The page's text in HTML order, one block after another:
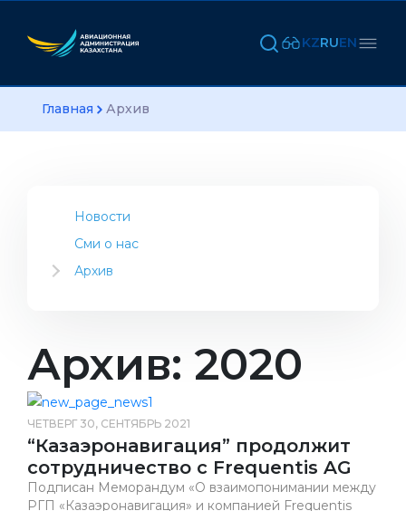
KZRUEN
Главная Архив
Новости
Сми о нас
Архив
2020
2019
Архив: 2020
ЧЕТВЕРГ 30, СЕНТЯБРЬ 2021
“Казаэронавигация” продолжит
сотрудничество с Frequentis AG
Подписан Меморандум «О взаимопонимании между
РГП «Казаэронавигация» и компанией Frequentis